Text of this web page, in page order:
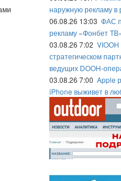
наружную рекламу в
06.08.26 13:03 ФАС
рекламу «Фонбет
03.08.26 7:02
стратегическом
ведущих DOOH-
03.08.26 7:00 Apple
iPhone выживет в